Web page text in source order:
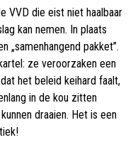
VVD die eist niet haalbaar
kan nemen. In plaats
„samenhangend pakket”.
ze veroorzaken een
het beleid keihard faalt,
in de kou zitten
draaien. Het is een